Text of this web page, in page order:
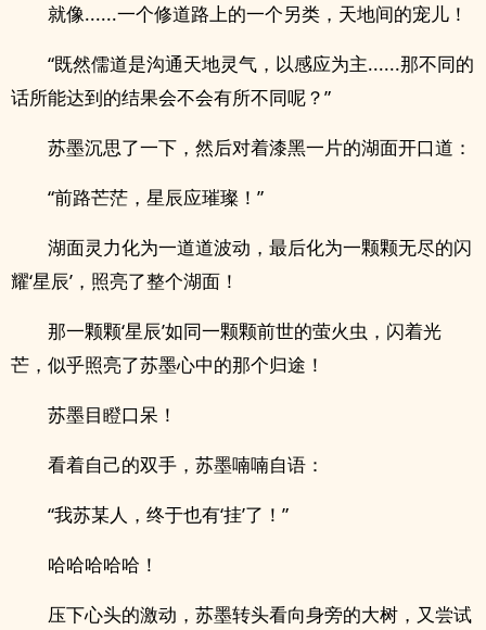
就像......一个修道路上的一个另类，天地间的宠儿！
“既然儒道是沟通天地灵气，以感应为主......那不同的
话所能达到的结果会不会有所不同呢？”
苏墨沉思了一下，然后对着漆黑一片的湖面开口道：
“前路芒茫，星辰应璀璨！”
湖面灵力化为一道道波动，最后化为一颗颗无尽的闪
耀‘星辰’，照亮了整个湖面！
那一颗颗‘星辰’如同一颗颗前世的萤火虫，闪着光
芒，似乎照亮了苏墨心中的那个归途！
苏墨目瞪口呆！
看着自己的双手，苏墨喃喃自语：
“我苏某人，终于也有‘挂’了！”
哈哈哈哈哈！
压下心头的激动，苏墨转头看向身旁的大树，又尝试